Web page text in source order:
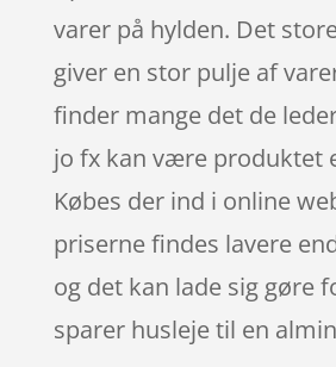
varer på hylden. Det
giver en stor pulje af
finder mange det de
jo fx kan være produktet
Købes der ind i online
priserne findes lavere
og det kan lade sig gøre
sparer husleje til en